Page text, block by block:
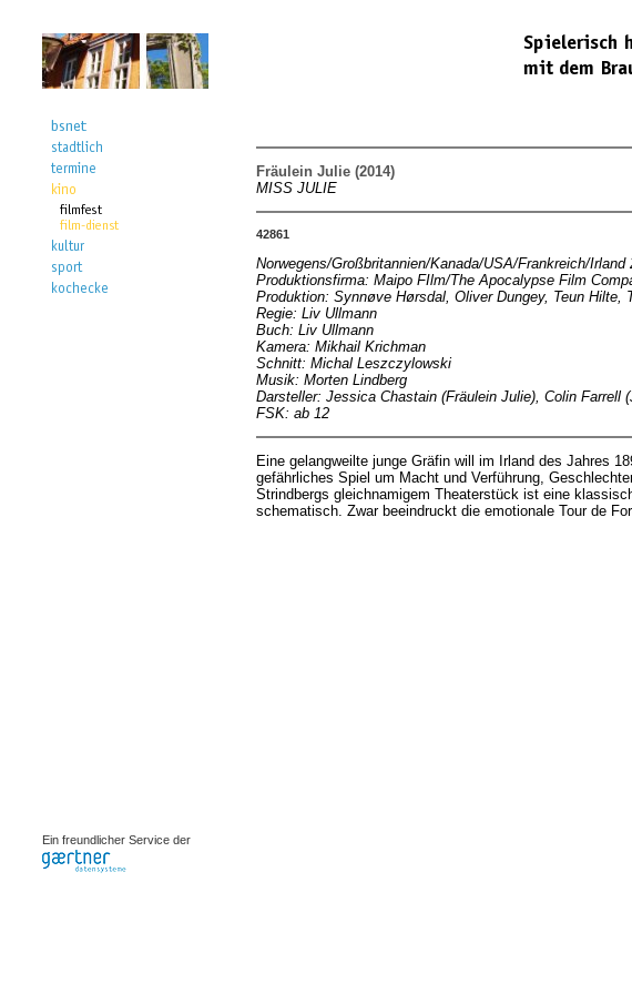
Fräulein Julie (2014)
MISS JULIE
42861
Norwegens/Großbritannien/Kanada/USA/Frankreich/Irland
Produktionsfirma: Maipo FIlm/The Apocalypse Film
Produktion: Synnøve Hørsdal, Oliver Dungey, Teun Hilte,
Regie: Liv Ullmann
Buch: Liv Ullmann
Kamera: Mikhail Krichman
Schnitt: Michal Leszczylowski
Musik: Morten Lindberg
Darsteller: Jessica Chastain (Fräulein Julie), Colin Farrell
FSK: ab 12
Eine gelangweilte junge Gräfin will im Irland des Jahres
gefährliches Spiel um Macht und Verführung,
Strindbergs gleichnamigem Theaterstück ist eine
schematisch. Zwar beeindruckt die emotionale Tour de
Ein freundlicher Service der